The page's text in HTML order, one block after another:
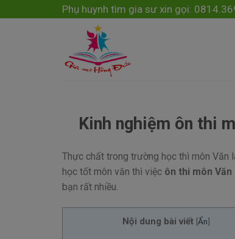
to
Phụ huynh tìm gia sư xin gọi:
Kinh nghiệm ôn thi
Thực chất trong trường học thì môn Văn
học tốt môn văn thì việc ôn thi môn Văn
bạn rất nhiều.
Nội dung bài viết [Ẩn]